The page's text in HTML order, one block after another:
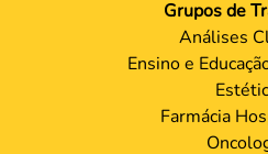
Grupos de
Análises
Ensino e
Farmácia